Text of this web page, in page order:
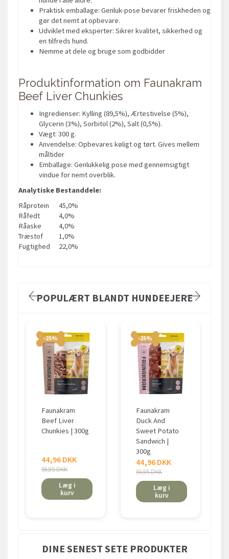
Praktisk emballage: Genluk-pose bevarer friskheden og
gør det nemt at opbevare.
Udviklet med eksperter: Sikrer kvalitet, sikkerhed og
en tilfreds hund.
Nemme at dele og bruge som godbidder
Produktinformation om Faunakram
Beef Liver Chunkies
Ingredienser: Kylling (89,5%), Ærtestivelse (5%),
Glycerin (3%), Sorbitol (2%), Salt (0,5%).
Vægt: 300 g.
Anvendelse: Opbevares køligt og tørt. Gives mellem
måltider
Emballage: Genlukkelig pose med gennemsigtigt
vindue for nemt overblik.
Analytiske Bestanddele:
Råprotein
45,0%
Råfedt
4,0%
Råaske
4,0%
Træstof
1,0%
Fugtighed
22,0%
POPULÆRT BLANDT HUNDEEJERE
-25%
Faunakram
Beef Liver
Chunkies | 300g
44,96 DKK
59,95 DKK
Læg i
kurv
-25%
Faunakram
Duck And
Sweet Potato
Sandwich |
300g
44,96 DKK
59,95 DKK
Læg i
kurv
DINE SENEST SETE PRODUKTER